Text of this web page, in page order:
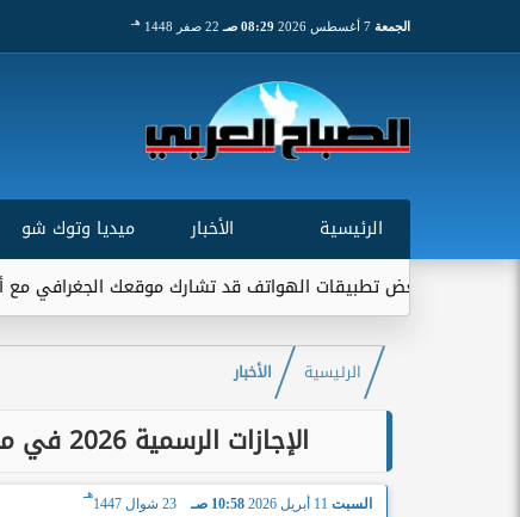
الجمعة 08:29 صـ 22 صفر 1448 هـ
الرئيسية الأخبار ميديا وتوك شو
تطبيقات الهواتف قد تشارك موقعك الجغرافي مع أطراف خارجية...
الرئيسية الأخبار
الإجازات الرسمية 2026 في مصر.. تبدأ بشم النسيم وتستمر حتى نهاية العام
السبت 10:58 صـ 23 شوال 1447
هـ